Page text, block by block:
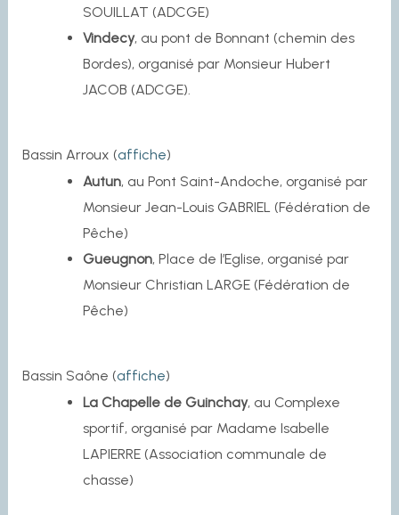
SOUILLAT (ADCGE)
Vindecy, au pont de Bonnant (chemin des
Bordes), organisé par Monsieur Hubert
JACOB (ADCGE).
Bassin Arroux (affiche)
Autun, au Pont Saint-Andoche, organisé par
Monsieur Jean-Louis GABRIEL (Fédération de
Pêche)
Gueugnon, Place de l’Eglise, organisé par
Monsieur Christian LARGE (Fédération de
Pêche)
Bassin Saône (affiche)
La Chapelle de Guinchay, au Complexe
sportif, organisé par Madame Isabelle
LAPIERRE (Association communale de
chasse)